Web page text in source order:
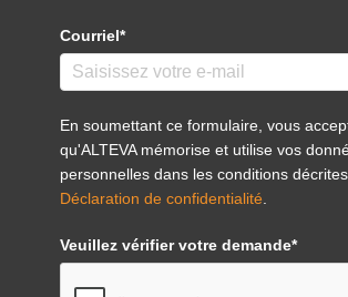
Courriel*
En soumettant ce formulaire, vous
qu'ALTEVA mémorise et utilise vos
personnelles dans les conditions
Déclaration de confidentialité
Veuillez vérifier votre demande*